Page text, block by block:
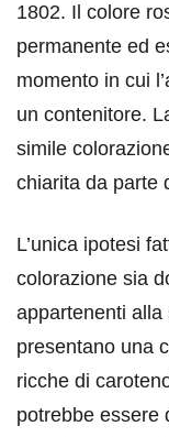
1802. Il colore
permanente ed
momento in cui
un contenitore.
simile
chiarita da parte
L’unica ipotesi
colorazione sia
appartenenti alla
presentano una
ricche di
potrebbe essere